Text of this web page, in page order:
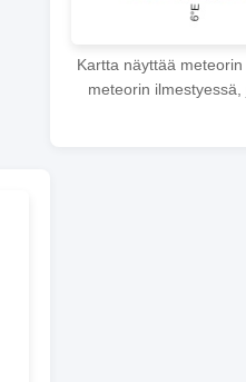
Kartta näyttää
meteorin